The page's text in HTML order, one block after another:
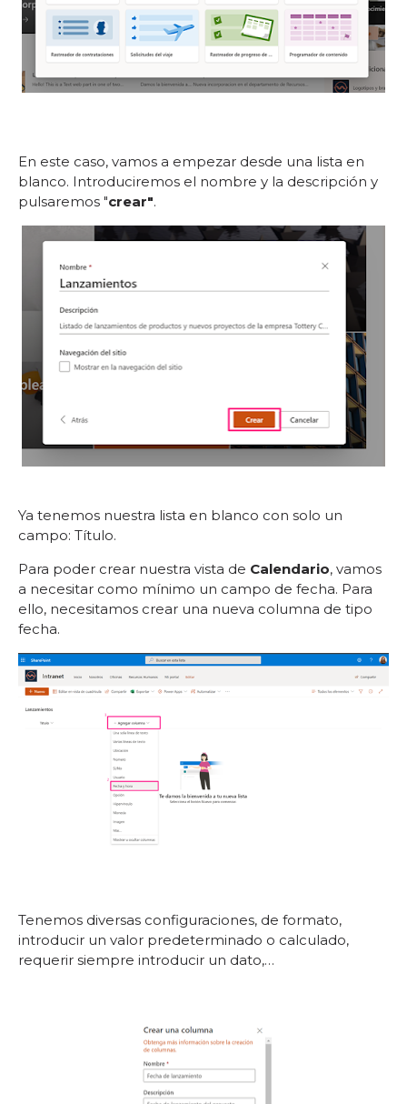
En este caso, vamos a empezar desde una lista en
blanco. Introduciremos el nombre y la descripción y
pulsaremos "crear".
Ya tenemos nuestra lista en blanco con solo un
campo: Título.
Para poder crear nuestra vista de Calendario, vamos
a necesitar como mínimo un campo de fecha. Para
ello, necesitamos crear una nueva columna de tipo
fecha.
Tenemos diversas configuraciones, de formato,
introducir un valor predeterminado o calculado,
requerir siempre introducir un dato,…